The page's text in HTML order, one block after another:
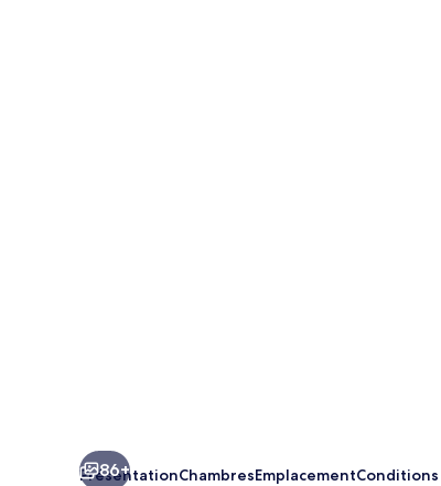
86+
PrésentationChambresEmplacementConditions